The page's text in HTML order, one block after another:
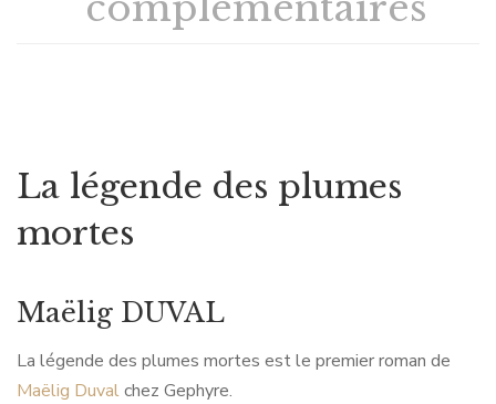
La légende des plumes
mortes
Maëlig DUVAL
La légende des plumes mortes est le premier roman de
Maëlig Duvalchez Gephyre.